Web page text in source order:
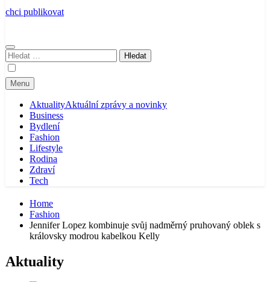
chci publikovat
Vyhledávání
Menu
AktualityAktuální zprávy a novinky
Business
Bydlení
Fashion
Lifestyle
Rodina
Zdraví
Tech
Home
Fashion
Jennifer Lopez kombinuje svůj nadměrný pruhovaný oblek s
královsky modrou kabelkou Kelly
Aktuality